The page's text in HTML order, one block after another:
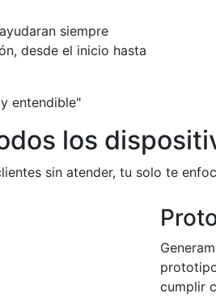
siempre
desde el inicio hasta
entendible"
los
sin atender, tu solo te
cumplir